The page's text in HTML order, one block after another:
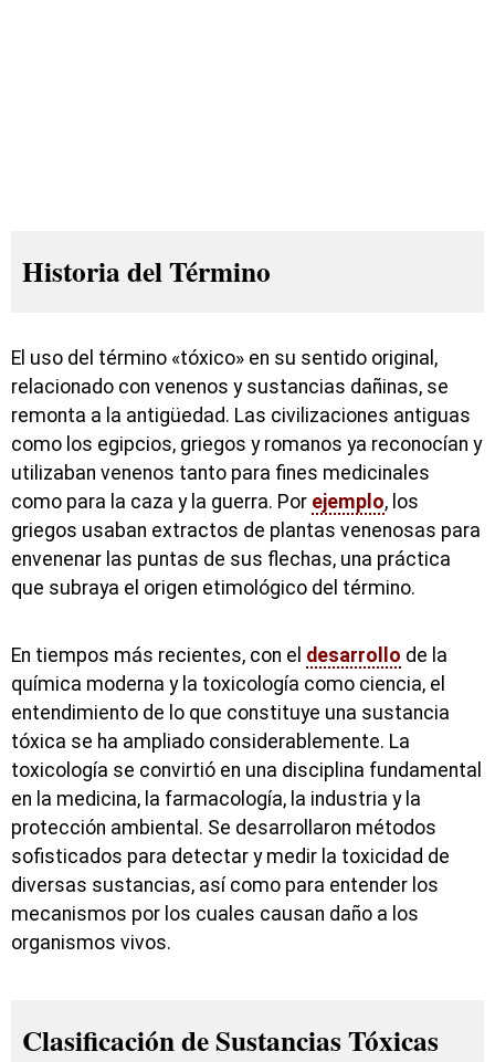
Historia del Término
El uso del término «tóxico» en su sentido original,
relacionado con venenos y sustancias dañinas, se
remonta a la antigüedad. Las civilizaciones antiguas
como los egipcios, griegos y romanos ya reconocían y
utilizaban venenos tanto para fines medicinales
como para la caza y la guerra. Por ejemplo, los
griegos usaban extractos de plantas venenosas para
envenenar las puntas de sus flechas, una práctica
que subraya el origen etimológico del término.
En tiempos más recientes, con el desarrollo de la
química moderna y la toxicología como ciencia, el
entendimiento de lo que constituye una sustancia
tóxica se ha ampliado considerablemente. La
toxicología se convirtió en una disciplina fundamental
en la medicina, la farmacología, la industria y la
protección ambiental. Se desarrollaron métodos
sofisticados para detectar y medir la toxicidad de
diversas sustancias, así como para entender los
mecanismos por los cuales causan daño a los
organismos vivos.
Clasificación de Sustancias Tóxicas